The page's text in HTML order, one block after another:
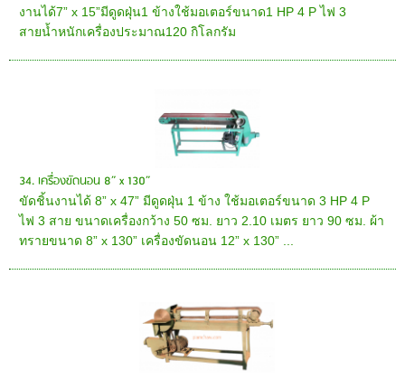
งานได้7” x 15”มีดูดฝุ่น1 ข้างใช้มอเตอร์ขนาด1 HP 4 P ไฟ 3
สายน้ำหนักเครื่องประมาณ120 กิโลกรัม
34. เครื่องขัดนอน 8” x 130”
ขัดชิ้นงานได้ 8” x 47” มีดูดฝุ่น 1 ข้าง ใช้มอเตอร์ขนาด 3 HP 4 P
ไฟ 3 สาย ขนาดเครื่องกว้าง 50 ซม. ยาว 2.10 เมตร ยาว 90 ซม. ผ้า
ทรายขนาด 8” x 130” เครื่องขัดนอน 12” x 130” ...